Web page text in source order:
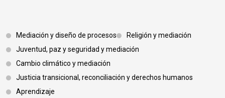
Footer 3
Mediación y diseño de procesos
Religión y mediación
Juventud, paz y seguridad y mediación
Cambio climático y mediación
Justicia transicional, reconciliación y derechos humanos
Aprendizaje